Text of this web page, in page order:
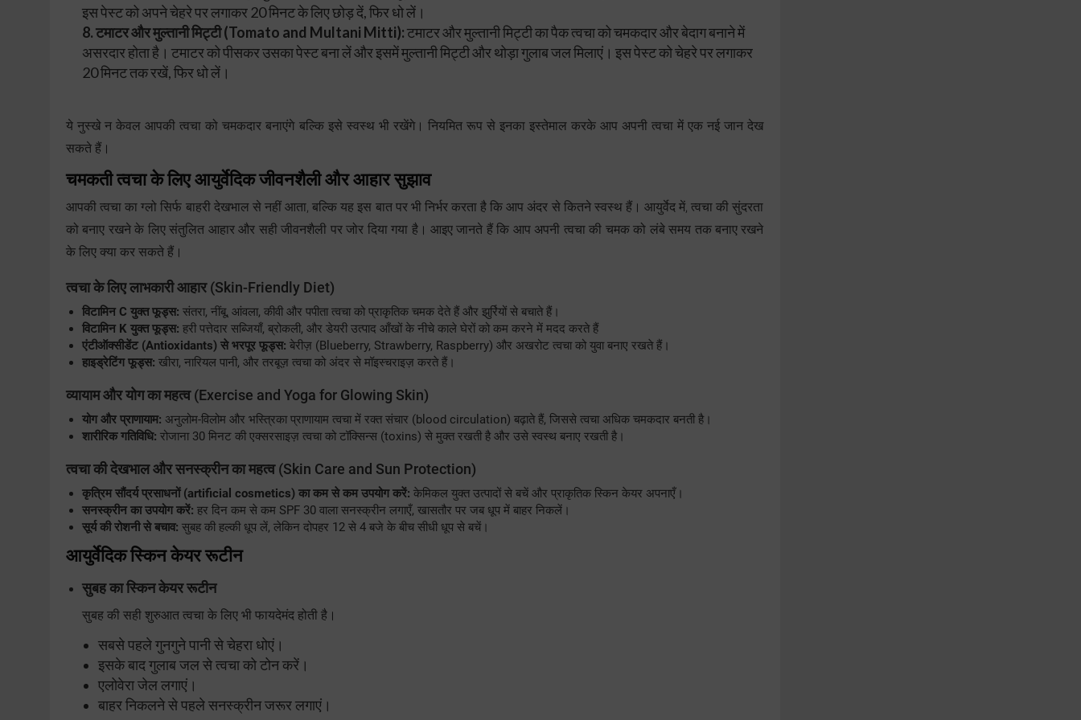
इस पेस्ट को अपने चेहरे पर लगाकर 20 मिनट के लिए छोड़ दें, फिर धो लें।
8. टमाटर और मुल्तानी मिट्टी (Tomato and Multani Mitti):टमाटर और मुल्तानी मिट्टी का पैक त्वचा को चमकदार और बेदाग बनाने में
असरदार होता है। टमाटर को पीसकर उसका पेस्ट बना लें और इसमें मुल्तानी मिट्टी और थोड़ा गुलाब जल मिलाएं। इस पेस्ट को चेहरे पर लगाकर
20 मिनट तक रखें, फिर धो लें।
ये नुस्खे न केवल आपकी त्वचा को चमकदार बनाएंगे बल्कि इसे स्वस्थ भी रखेंगे। नियमित रूप से इनका इस्तेमाल करके आप अपनी त्वचा में एक नई जान देख
सकते हैं।
चमकती त्वचा के लिए आयुर्वेदिक जीवनशैली और आहार सुझाव
आपकी त्वचा का ग्लो सिर्फ बाहरी देखभाल से नहीं आता, बल्कि यह इस बात पर भी निर्भर करता है कि आप अंदर से कितने स्वस्थ हैं। आयुर्वेद में, त्वचा की सुंदरता
को बनाए रखने के लिए संतुलित आहार और सही जीवनशैली पर जोर दिया गया है। आइए जानते हैं कि आप अपनी त्वचा की चमक को लंबे समय तक बनाए रखने
के लिए क्या कर सकते हैं।
त्वचा के लिए लाभकारी आहार(Skin-Friendly Diet)
विटामिन C युक्त फूड्स: संतरा, नींबू, आंवला, कीवी और पपीता त्वचा को प्राकृतिक चमक देते हैं और झुर्रियों से बचाते हैं।
विटामिन K युक्त फूड्स: हरी पत्तेदार सब्जियाँ, ब्रोकली, और डेयरी उत्पाद आँखों के नीचे काले घेरों को कम करने में मदद करते हैं
एंटीऑक्सीडेंट (Antioxidants) से भरपूर फूड्स: बेरीज़ (Blueberry, Strawberry, Raspberry) और अखरोट त्वचा को युवा बनाए रखते हैं।
हाइड्रेटिंग फूड्स: खीरा, नारियल पानी, और तरबूज़ त्वचा को अंदर से मॉइस्चराइज़ करते हैं।
व्यायाम और योग का महत्व(Exercise and Yoga for Glowing Skin)
योग और प्राणायाम: अनुलोम-विलोम और भस्त्रिका प्राणायाम त्वचा में रक्त संचार (blood circulation) बढ़ाते हैं, जिससे त्वचा अधिक चमकदार बनती है।
शारीरिक गतिविधि: रोजाना 30 मिनट की एक्सरसाइज़ त्वचा को टॉक्सिन्स (toxins) से मुक्त रखती है और उसे स्वस्थ बनाए रखती है।
त्वचा की देखभाल और सनस्क्रीन का महत्व(Skin Care and Sun Protection)
कृत्रिम सौंदर्य प्रसाधनों (artificial cosmetics) का कम से कम उपयोग करें: केमिकल युक्त उत्पादों से बचें और प्राकृतिक स्किन केयर अपनाएँ।
सनस्क्रीन का उपयोग करें: हर दिन कम से कम SPF 30 वाला सनस्क्रीन लगाएँ, खासतौर पर जब धूप में बाहर निकलें।
सूर्य की रोशनी से बचाव: सुबह की हल्की धूप लें, लेकिन दोपहर 12 से 4 बजे के बीच सीधी धूप से बचें।
आयुर्वेदिक स्किन केयर रूटीन
सुबह का स्किन केयर रूटीन
सुबह की सही शुरुआत त्वचा के लिए भी फायदेमंद होती है।
सबसे पहले गुनगुने पानी से चेहरा धोएं।
इसके बाद गुलाब जल से त्वचा को टोन करें।
एलोवेरा जेल लगाएं।
बाहर निकलने से पहले सनस्क्रीन जरूर लगाएं।